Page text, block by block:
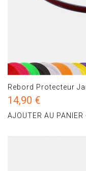
Rebord Protecteur
14,90 €
AJOUTER AU